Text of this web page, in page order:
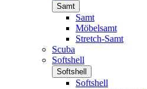
Samt
Samt
Möbelsamt
Stretch-Samt
Scuba
Softshell
Softshell
Softshell